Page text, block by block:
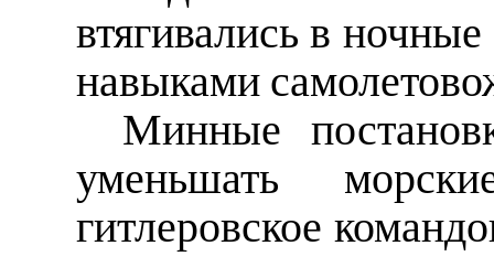
втягивались в
навыками
Минные
уменьшать
гитлеровское